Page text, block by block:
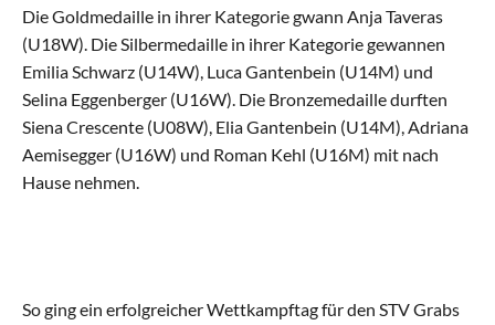
Gymnastik
Allround
Jugend
Die Goldmedaille in ihrer Kategorie gwann Anja Taveras
(U18W). Die Silbermedaille in ihrer Kategorie gewannen
Emilia Schwarz (U14W), Luca Gantenbein (U14M) und
Selina Eggenberger (U16W). Die Bronzemedaille durften
Siena Crescente (U08W), Elia Gantenbein (U14M), Adriana
Aemisegger (U16W) und Roman Kehl (U16M) mit nach
Hause nehmen.
So ging ein erfolgreicher Wettkampftag für den STV Grabs